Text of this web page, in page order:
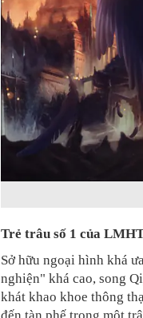
Trẻ trâu số 1 của
Sở hữu ngoại hình khá
nghiện" khá cao, song
khát khao khoe thông
đến tàn phế trong một